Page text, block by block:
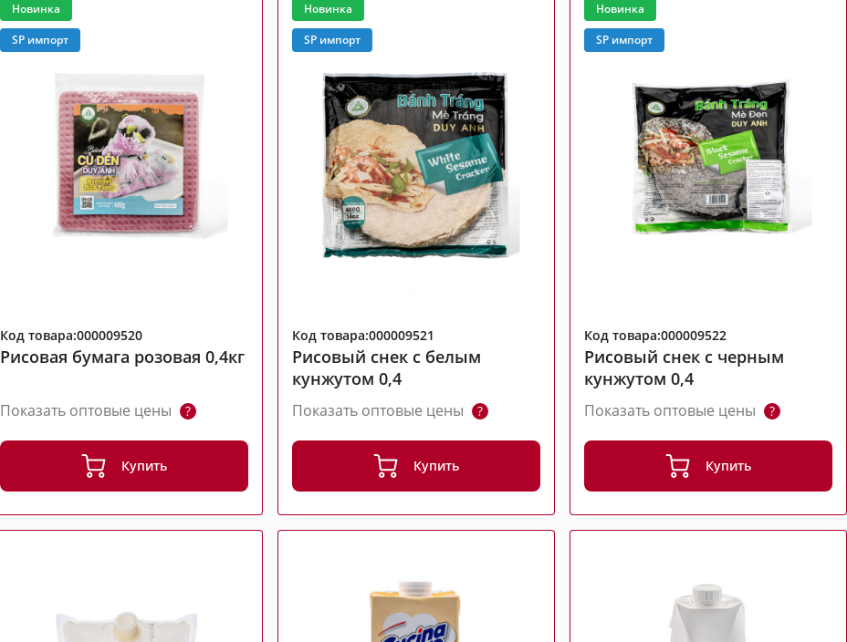
Новинка
SP импорт
Код товара:000009520
Рисовая бумага розовая 0,4кг
Показать оптовые цены ?
Купить
Новинка
SP импорт
Код товара:000009521
Рисовый снек с белым
кунжутом 0,4
Показать оптовые цены ?
Купить
Новинка
SP импорт
Код товара:000009522
Рисовый снек с черным
кунжутом 0,4
Показать оптовые цены ?
Купить